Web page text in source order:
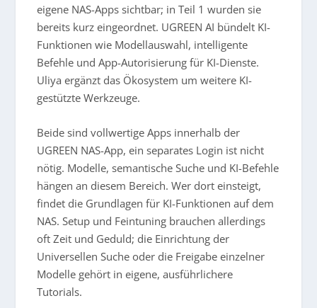
eigene NAS-Apps sichtbar; in Teil 1 wurden sie
bereits kurz eingeordnet. UGREEN AI bündelt KI-
Funktionen wie Modellauswahl, intelligente
Befehle und App-Autorisierung für KI-Dienste.
Uliya ergänzt das Ökosystem um weitere KI-
gestützte Werkzeuge.
Beide sind vollwertige Apps innerhalb der
UGREEN NAS-App, ein separates Login ist nicht
nötig. Modelle, semantische Suche und KI-Befehle
hängen an diesem Bereich. Wer dort einsteigt,
findet die Grundlagen für KI-Funktionen auf dem
NAS. Setup und Feintuning brauchen allerdings
oft Zeit und Geduld; die Einrichtung der
Universellen Suche oder die Freigabe einzelner
Modelle gehört in eigene, ausführlichere
Tutorials.